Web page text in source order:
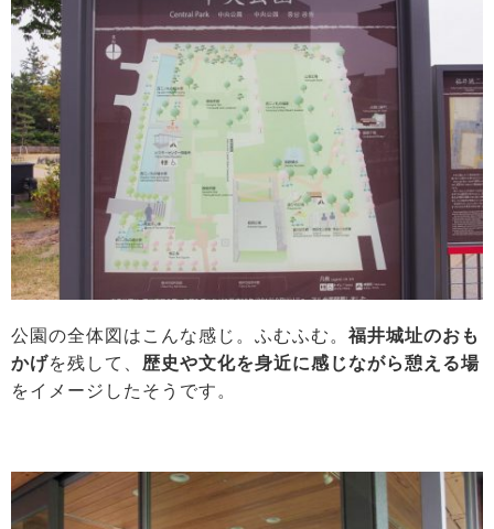
公園の全体図はこんな感じ。ふむふむ。 福井城址のおも
かげを残して、 歴史や文化を身近に感じながら憩える場
をイメージしたそうです。